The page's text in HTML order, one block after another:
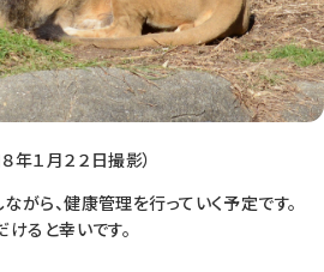
年１月２２日撮影）
ら、健康管理を行っていく予定です。
ると幸いです。